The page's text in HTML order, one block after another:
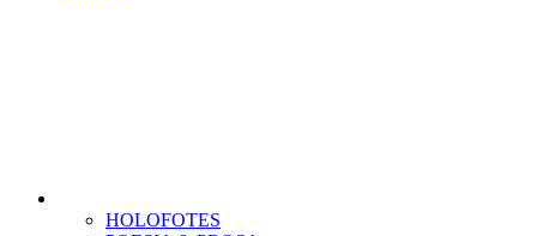
HOLOFOTES